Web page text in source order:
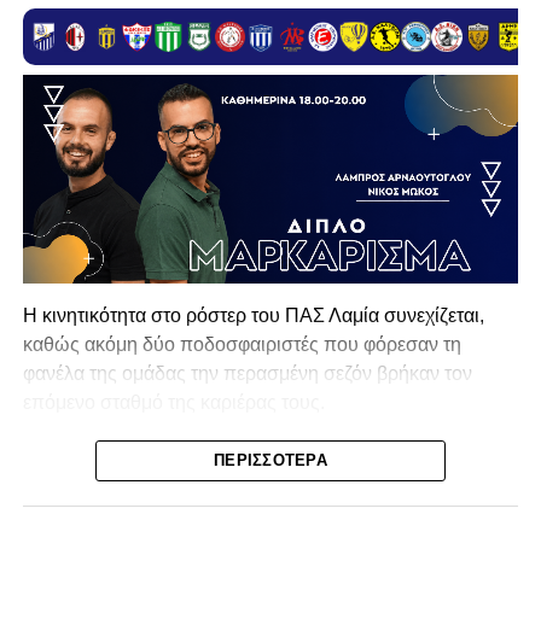
Η κινητικότητα στο ρόστερ του ΠΑΣ Λαμία συνεχίζεται,
καθώς ακόμη δύο ποδοσφαιριστές που φόρεσαν τη
φανέλα της ομάδας την περασμένη σεζόν βρήκαν τον
Ο λόγος για τον Βασίλη Τρούμπουλο και τον Χρυσόστομο
Στάγκο, οι οποίοι θα συνεχίσουν μαζί την ποδοσφαιρική
τους πορεία στον Σαρωνικό Αναβύσσου, με τον σύλλογο
ΠΕΡΙΣΣΌΤΕΡΑ